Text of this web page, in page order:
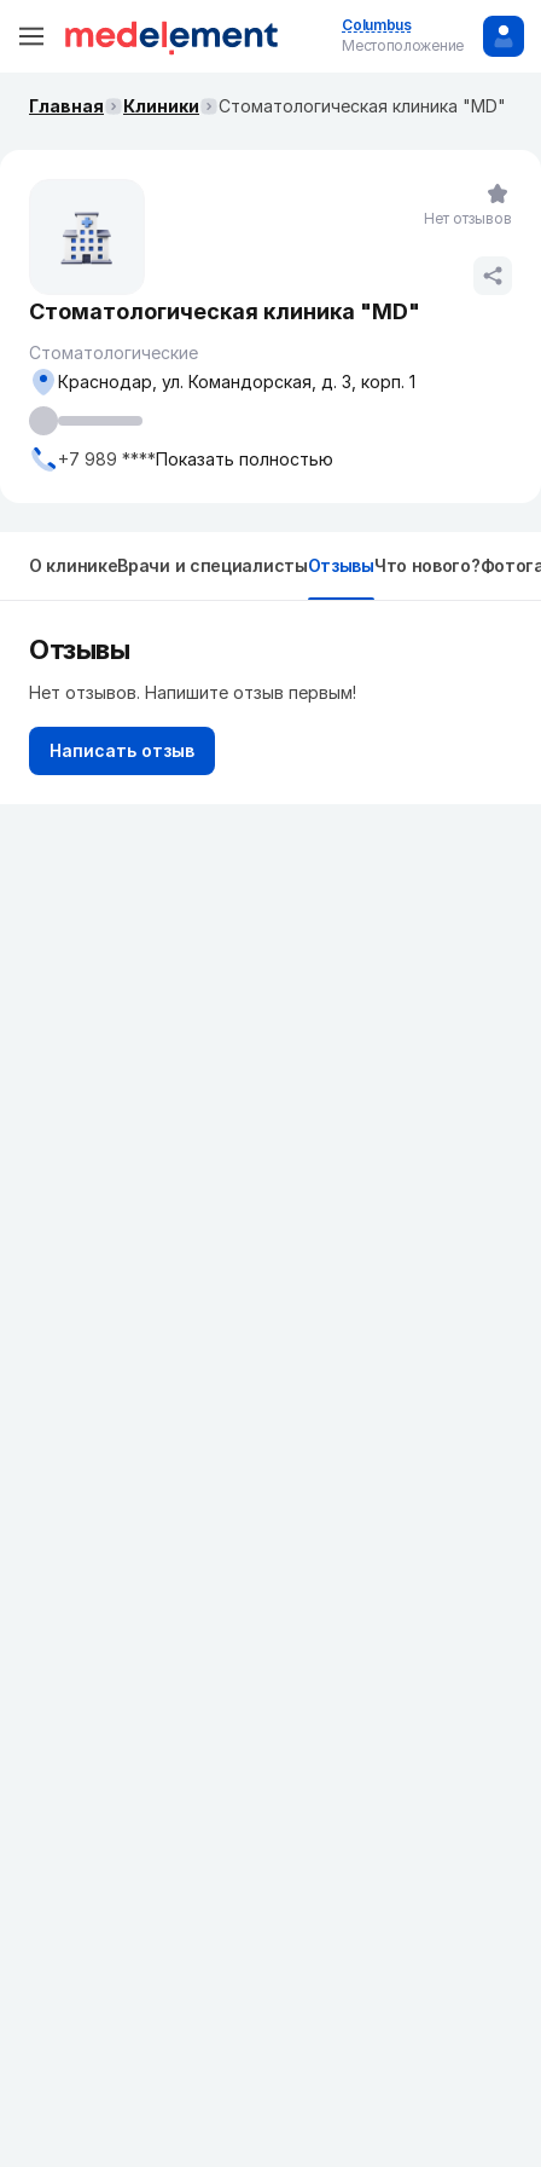
Columbus
Местоположение
Главная Клиники Стоматологическая клиника "MD"
Стоматологическая клиника "MD"
Стоматологические
Краснодар, ул. Командорская, д. 3, корп. 1
+7 989 ****Показать полностью
Нет отзывов
О клиникеВрачи и специалистыОтзывыЧто нового?
Отзывы
Нет отзывов. Напишите отзыв первым!
Написать отзыв